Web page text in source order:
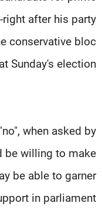
after his party
conservative bloc
at Sunday's election.
when asked by
be willing to make
be able to garner
in parliament.
الإنـتـاج
لاعلاناتكم